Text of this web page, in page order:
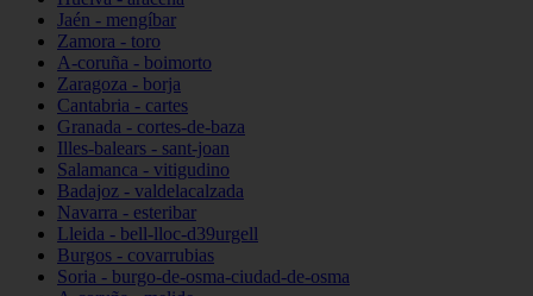
Jaén - mengíbar
Zamora - toro
A-coruña - boimorto
Zaragoza - borja
Cantabria - cartes
Granada - cortes-de-baza
Illes-balears - sant-joan
Salamanca - vitigudino
Badajoz - valdelacalzada
Navarra - esteribar
Lleida - bell-lloc-d39urgell
Burgos - covarrubias
Soria - burgo-de-osma-ciudad-de-osma